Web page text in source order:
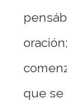
que se